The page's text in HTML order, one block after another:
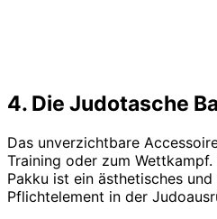
4. Die Judotasche
Das unverzichtbare
Training oder zum Wettkampf.
Pakku ist ein ästhetisches
Pflichtelement in der